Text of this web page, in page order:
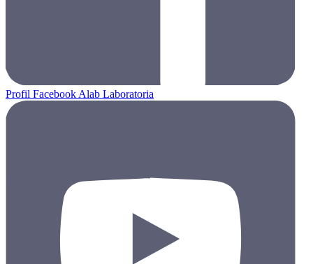
Profil Facebook Alab Laboratoria